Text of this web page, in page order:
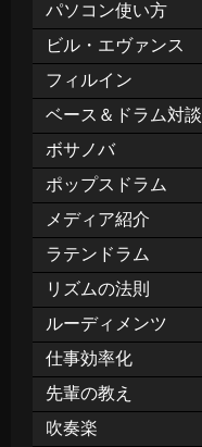
パソコン使い方
ビル・エヴァンス
フィルイン
ベース＆ドラム対談
ボサノバ
ポップスドラム
メディア紹介
ラテンドラム
リズムの法則
ルーディメンツ
仕事効率化
先輩の教え
吹奏楽